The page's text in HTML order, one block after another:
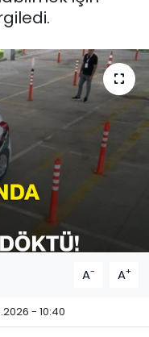
A- A+
- 10:40